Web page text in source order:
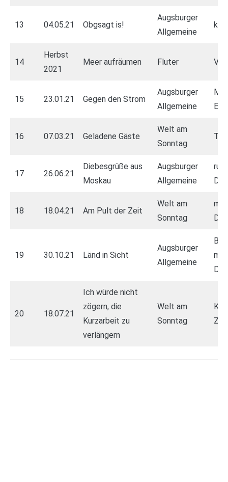
13 04.05.21 Obgsagt is!
Augsburger
Allgemeine
14
Herbst
2021
Meer aufräumen Fluter
15 23.01.21 Gegen den Strom
Augsburger
Allgemeine
16 07.03.21 Geladene Gäste
Welt am
Sonntag
17 26.06.21
Diebesgrüße aus
Moskau
Augsburger
Allgemeine
18 18.04.21 Am Pult der Zeit
Welt am
Sonntag
19 30.10.21 Länd in Sicht
Augsburger
Allgemeine
20 18.07.21
Ich würde nicht
zögern, die
Kurzarbeit zu
verlängern
Welt am
Sonntag